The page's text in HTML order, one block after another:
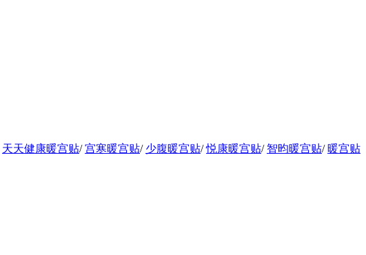
天天健康暖宫贴/ 宫寒暖宫贴/ 少腹暖宫贴/ 悦康暖宫贴/ 智昀暖宫贴/ 暖宫贴